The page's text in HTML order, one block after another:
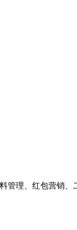
管理、红包营销、